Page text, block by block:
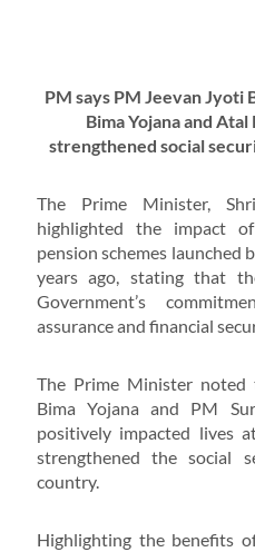
PM says PM Jeevan Jyoti
Bima Yojana and
strengthened social
The Prime Minister,
highlighted the impact
pension schemes launched
years ago, stating that
Government’s
assurance and financial
The Prime Minister
Bima Yojana and PM
positively impacted lives
strengthened the social
country.
Highlighting the benefits